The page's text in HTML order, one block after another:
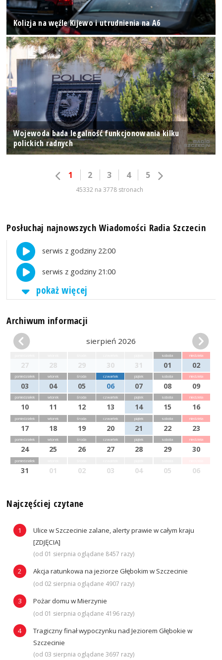
Kolizja na węźle Kijewo i utrudnienia na A6
Wojewoda bada legalność funkcjonowania kilku
polickich radnych
1 2 3 4 5
45332 na 3778 stronach
Posłuchaj najnowszych Wiadomości Radia Szczecin
serwis z godziny 22:00
serwis z godziny 21:00
pokaż więcej
Archiwum informacji
sierpień 2026
27 28 29 30 31
sobota
01
niedziela
02
poniedziałek
03
wtorek
04
środa
05
czwartek
06
piątek
07
sobota
08
niedziela
09
poniedziałek
10
wtorek
11
środa
12
czwartek
13
piątek
14
sobota
15
niedziela
16
poniedziałek
17
wtorek
18
środa
19
czwartek
20
piątek
21
sobota
22
niedziela
23
poniedziałek
24
wtorek
25
środa
26
czwartek
27
piątek
28
sobota
29
niedziela
30
poniedziałek
31 01 02 03 04 05 06
Najczęściej czytane
Ulice w Szczecinie zalane, alerty prawie w całym kraju
[ZDJĘCIA]
(od 01 sierpnia oglądane 8457 razy)
Akcja ratunkowa na jeziorze Głębokim w Szczecinie
(od 02 sierpnia oglądane 4907 razy)
Pożar domu w Mierzynie
(od 01 sierpnia oglądane 4196 razy)
Tragiczny finał wypoczynku nad Jeziorem Głębokie w
Szczecinie
(od 03 sierpnia oglądane 3697 razy)